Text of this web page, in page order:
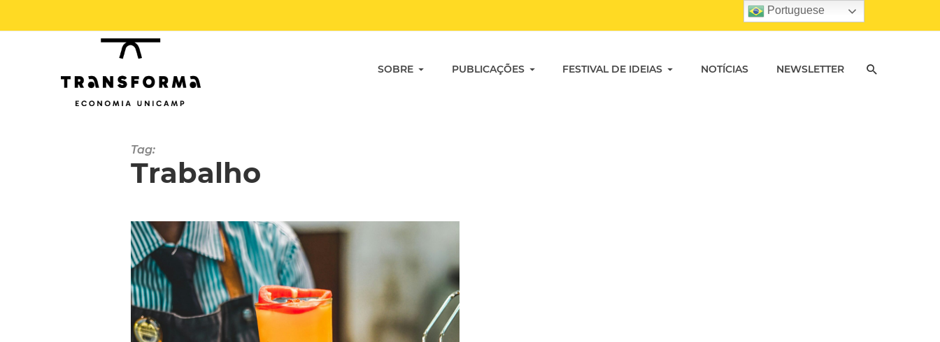
SOBRE PUBLICAÇÕES FESTIVAL DE IDEIAS NOTÍCIAS NEWSLETTER
Tag:
Trabalho
Portuguese